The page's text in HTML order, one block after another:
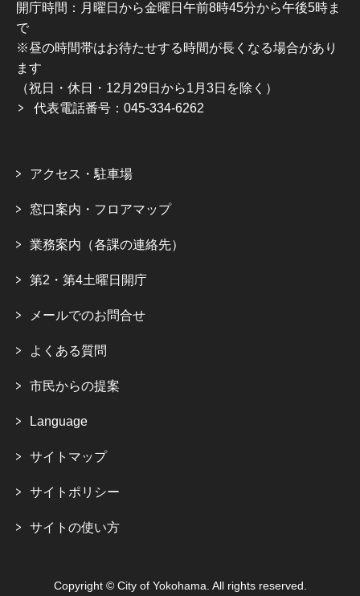
開庁時間：月曜日から金曜日午前8時45分から午後5時ま
で
※昼の時間帯はお待たせする時間が長くなる場合があり
ます
（祝日・休日・12月29日から1月3日を除く）
代表電話番号：045-334-6262
アクセス・駐車場
窓口案内・フロアマップ
業務案内（各課の連絡先）
第2・第4土曜日開庁
メールでのお問合せ
よくある質問
市民からの提案
Language
サイトマップ
サイトポリシー
サイトの使い方
Copyright © City of Yokohama. All rights reserved.